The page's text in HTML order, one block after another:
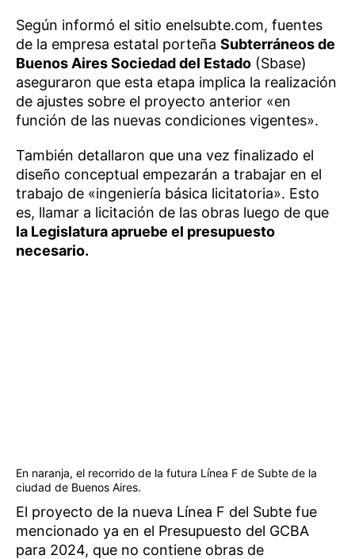
Según informó el sitio enelsubte.com, fuentes
de la empresa estatal porteña Subterráneos de
Buenos Aires Sociedad del Estado (Sbase)
aseguraron que esta etapa implica la realización
de ajustes sobre el proyecto anterior «en
función de las nuevas condiciones vigentes».
También detallaron que una vez finalizado el
diseño conceptual empezarán a trabajar en el
trabajo de «ingeniería básica licitatoria». Esto
es, llamar a licitación de las obras luego de que
la Legislatura apruebe el presupuesto
necesario.
En naranja, el recorrido de la futura Línea F de Subte de la
ciudad de Buenos Aires.
El proyecto de la nueva Línea F del Subte fue
mencionado ya en el Presupuesto del GCBA
para 2024, que no contiene obras de